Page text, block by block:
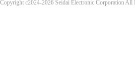
Copyright c2024-2026 Seidai Electronic Corporation All